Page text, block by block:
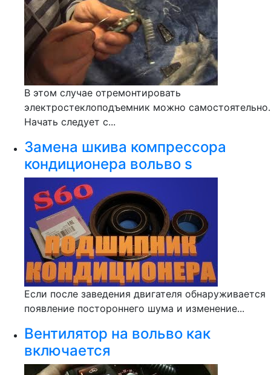
В этом случае отремонтировать
электростеклоподъемник можно самостоятельно.
Начать следует с...
Замена шкива компрессора
кондиционера вольво s
Если после заведения двигателя обнаруживается
появление постороннего шума и изменение...
Вентилятор на вольво как
включается